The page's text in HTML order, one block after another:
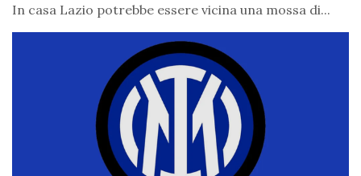
In casa Lazio potrebbe essere vicina una mossa di...